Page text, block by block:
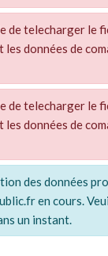
de telecharger le
les données de
de telecharger le
les données de
des données
en cours.
un instant.